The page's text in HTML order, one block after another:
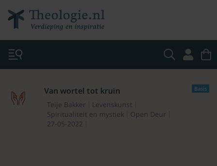
Basis
Van wortel tot kruin
Teije Bakker
Levenskunst
Spiritualiteit en mystiek
Open Deur
27-05-2022